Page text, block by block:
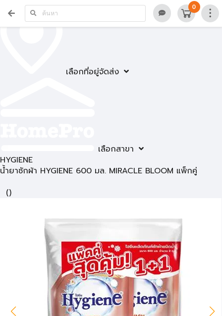
เลือกที่อยู่จัดส่ง
เลือกสาขา
0
HYGIENE
น้ำยาซักผ้า HYGIENE 600 มล. MIRACLE BLOOM แพ็กคู่
()